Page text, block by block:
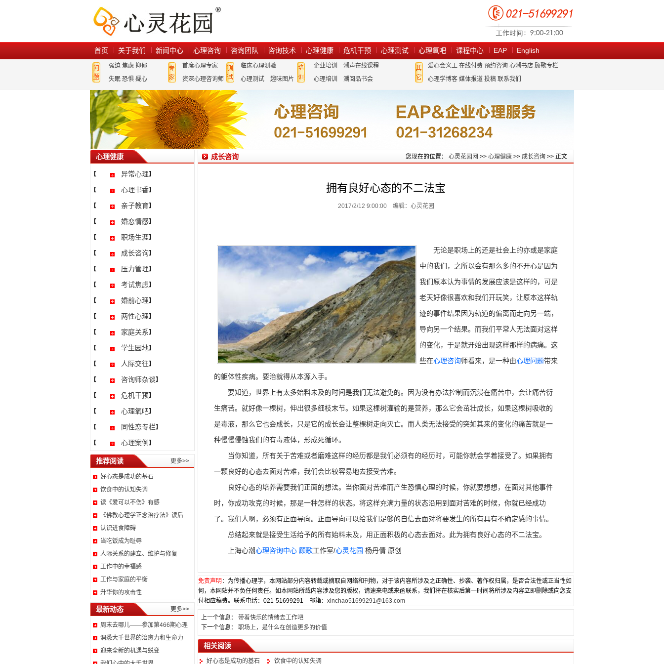
首页 关于我们 新闻中心 心理咨询 咨询团队 咨询技术 心理健康 危机干预 心理测试 心理氧吧 课程中心 EAP English
强迫 焦虑 抑郁
失眠 恐惧 疑心
首席心理专家
资深心理咨询师
临床心理测验
心理测试
趣味图片
企业培训
潮声在线课程
心理培训
潮阅品书会
爱心会义工 在线付费 预约咨询 心潮书店 顾歌专栏
心理学博客 媒体报道 投稿 联系我们
心理健康
【 异常心理】
【 心理书香】
【 亲子教育】
【 婚恋情感】
【 职场生涯】
【 成长咨询】
【 压力管理】
【 考试焦虑】
【 婚前心理】
【 两性心理】
【 家庭关系】
【 学生园地】
【 人际交往】
【 咨询师杂谈】
【 危机干预】
【 心理氧吧】
【 同性恋专栏】
【 心理案例 】
更多>>
推荐阅读
好心态是成功的基石
饮食中的认知失调
读《爱可以不伤》有感
《佛教心理学正念治疗法》读后
认识进食障碍
当吃饭成为耻辱
人际关系的建立、维护与修复
工作中的幸福感
工作与家庭的平衡
升华你的攻击性
更多>>
最新动态
周末去哪儿——参加第466期心理
洞悉大千世界的治愈力和生命力
迎来全新的机遇与蜕变
您现在的位置： 心灵花园网 >> 心理健康 >> 成长咨询 >> 正文
成长咨询
拥有良好心态的不二法宝
2017/2/12 9:00:00 编辑：心灵花园
无论是职场上的还是社会上的亦或是家庭
中的我们，之所以会有那么多的不开心是因为
我们原本认为事情的发展应该是这样的，可是
老天好像很喜欢和我们开玩笑，让原本这样轨
迹的事件结果因为轨道的偏离而走向另一端，
导向另一个结果。而我们平常人无法面对这样
的变化，于是就开始出现这样那样的病痛。这
些在心理咨询师看来，是一种由心理问题带来
的躯体性疾病。要治就得从本源入手。
要知道，世界上有太多始料未及的时间是我们无法避免的。因为没有办法控制而沉浸在痛苦中，会让痛苦衍
生痛苦。就好像一棵树，伸出很多细枝末节。如果这棵树灌输的是营养，那么它会茁壮成长，如果这棵树吸收的
是毒液，那么它也会成长，只是它的成长会让整棵树走向灭亡。而人类无法接受的突如其来的变化的痛苦就是一
种慢慢侵蚀我们的有毒液体，形成死循环。
当你知道，所有关于苦难或者磨难这样的经历都是我们必须有的经历时，可能你就会学着接受了。如果拥有
一颗良好的心态去面对苦难，我们会比较容易地去接受苦难。
良好心态的培养需要我们正面的想法。当你面对苦难而产生恐惧心理的时候，你就要想想，在面对其他事件
时，你成功攻克的时候，那是一种怎样的状态。将这样充满力量的状态沿用到面对苦难的时候，你就已经成功
了。我们人啊，必须有正面导向。正面导向可以给我们足够的自信去面对将要发生的所有具有不确定感的事情。
总结起来就是接受生活给予的所有始料未及，用正面积极的心态去面对。此为拥有良好心态的不二法宝。
上海心潮心理咨询中心 顾歌工作室/心灵花园 杨丹倩 原创
免责声明 ：为传播心理学，本网站部分内容转载或摘取自网络和刊物，对于该内容所涉及之正确性、抄袭、著作权归属，是否合法性或正当性如
何，本网站并不负任何责任。如本网站所载内容涉及您的版权，请速来电或来函联系，我们将在核实后第一时间将所涉及内容立即删除或向您支
付相应稿费。联系电话：021-51699291 邮箱： xinchao51699291@163.com
上一个信息： 带着快乐的情绪去工作吧
下一个信息： 职场上，是什么在创造更多的价值
相关阅读
好心态是成功的基石 饮食中的认知失调